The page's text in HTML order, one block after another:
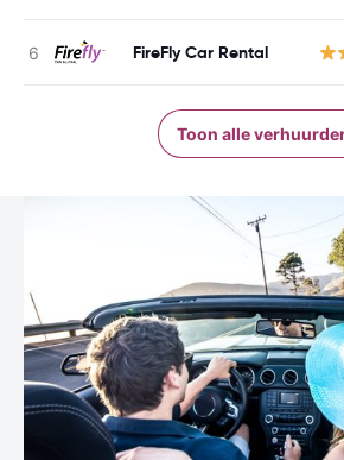
FireFly Car Rental
Toon alle